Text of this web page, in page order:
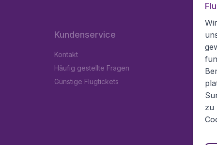
Kundenservice
Kontakt
Häufig gestellte Fragen
Günstige Flugtickets
zu